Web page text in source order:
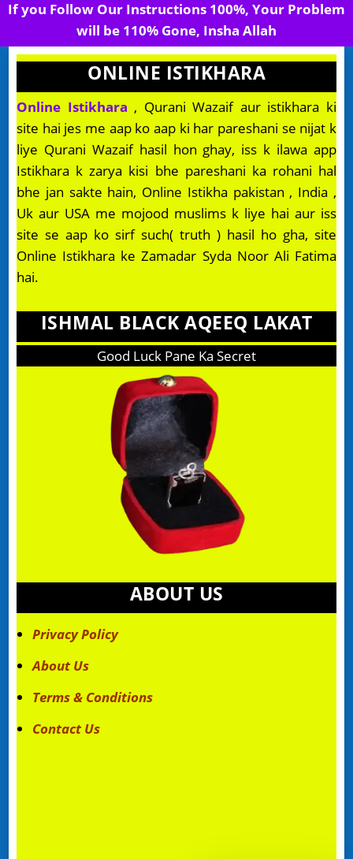
If you Follow Our Instructions 100%, Your Problem
will be 110% Gone, Insha Allah
ONLINE ISTIKHARA
Online Istikhara , Qurani Wazaif aur istikhara ki
site hai jes me aap ko aap ki har pareshani se nijat k
liye Qurani Wazaif hasil hon ghay, iss k ilawa app
Istikhara k zarya kisi bhe pareshani ka rohani hal
bhe jan sakte hain, Online Istikha pakistan , India ,
Uk aur USA me mojood muslims k liye hai aur iss
site se aap ko sirf such( truth ) hasil ho gha, site
Online Istikhara ke Zamadar Syda Noor Ali Fatima
hai.
ISHMAL BLACK AQEEQ LAKAT
Good Luck Pane Ka Secret
ABOUT US
Privacy Policy
About Us
Terms & Conditions
Contact Us